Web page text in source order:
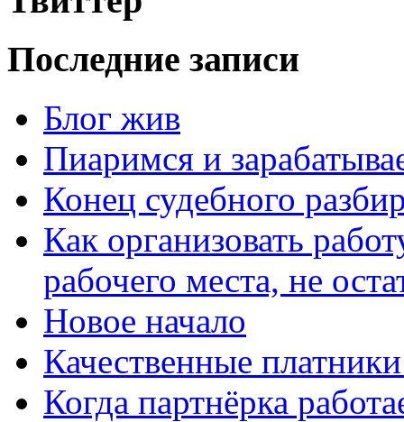
Последние записи
Блог жив
Пиаримся и
Конец судебного
Как организовать
рабочего места, не
Новое начало
Качественные
Когда партнёрка